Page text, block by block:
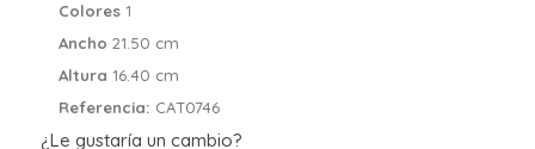
Colores 1
Ancho21.50 cm
Altura 16.40 cm
Referencia: CAT0746
¿Le gustaría un cambio?